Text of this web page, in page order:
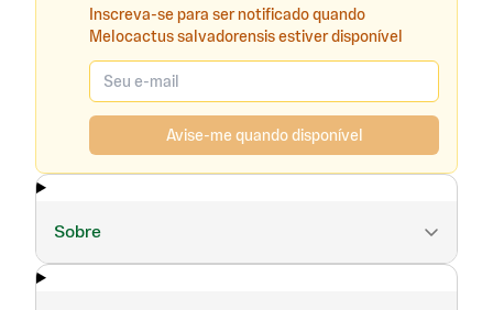
Inscreva-se para ser notificado quando
Melocactus salvadorensis estiver disponível
Avise-me quando disponível
Sobre